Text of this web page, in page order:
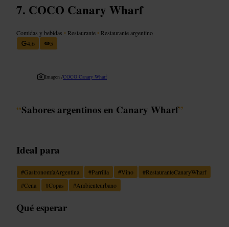
COCO Canary Wharf
Comidas y bebidas • Restaurante • Restaurante argentino
4,6
5
Imagen /COCO Canary Wharf
“Sabores argentinos en Canary Wharf”
Ideal para
#GastronomíaArgentina #Parrilla #Vino #RestauranteCanaryWharf
#Cena #Copas #Ambienteurbano
Qué esperar